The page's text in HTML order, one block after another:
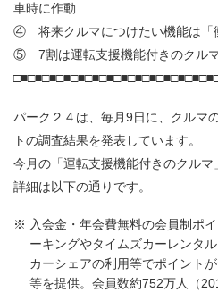
車時に作動
④ 将来クルマにつけたい機能は「
⑤ 7割は運転支援機能付きのクル
パーク２４は、毎月9日に、クルマ
トの調査結果を発表しています。
今月の「運転支援機能付きのクル
詳細は以下の通りです。
※ 入会金・年会費無料の会員制ポ
ーキングやタイムズカーレンタ
カーシェアの利用等でポイント
等を提供。会員数約752万人（